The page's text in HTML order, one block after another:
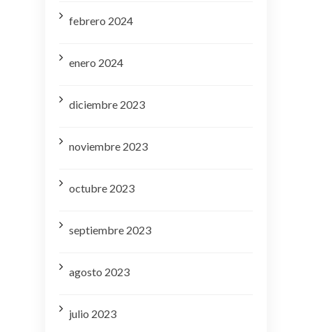
febrero 2024
enero 2024
diciembre 2023
noviembre 2023
octubre 2023
septiembre 2023
agosto 2023
julio 2023